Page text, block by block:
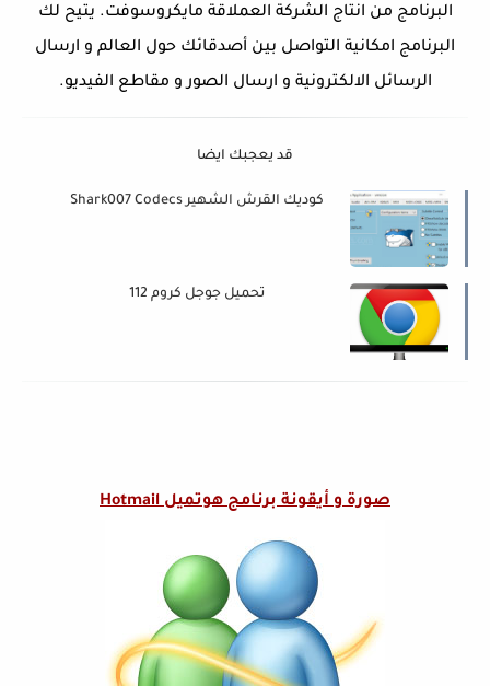
البرنامج من انتاج الشركة العملاقة مايكروسوفت. يتيح لك
البرنامج امكانية التواصل بين أصدقائك حول العالم و ارسال
الرسائل الالكترونية و ارسال الصور و مقاطع الفيديو.
قد يعجبك ايضا
كوديك القرش الشهير Shark007 Codecs
تحميل جوجل كروم 112
صورة و أيقونةبرنامج هوتميل Hotmail